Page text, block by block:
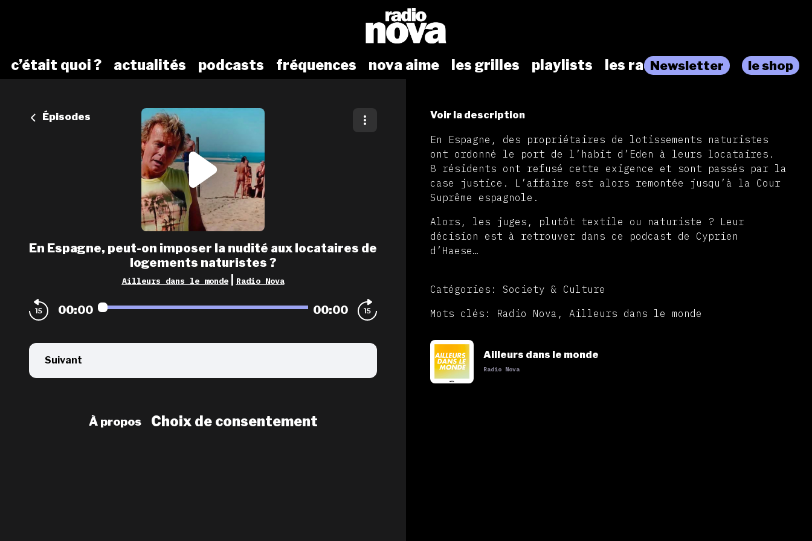
c’était quoi ? actualités podcasts fréquences nova aime les grilles playlists les radiosNewsletter le shop
Épisodes
En Espagne, peut-on imposer la nudité aux locataires de
logements naturistes ?
Ailleurs dans le monde Radio Nova
00:00 00:00
Suivant
À propos Choix de consentement
Voir la description
En Espagne, des propriétaires de lotissements naturistes
ont ordonné le port de l’habit d’Eden à leurs locataires.
8 résidents ont refusé cette exigence et sont passés par la
case justice. L’affaire est alors remontée jusqu’à la Cour
Suprême espagnole.
Alors, les juges, plutôt textile ou naturiste ? Leur
décision est à retrouver dans ce podcast de Cyprien
d’Haese…
Catégories: Society & Culture
Mots clés: Radio Nova, Ailleurs dans le monde
Ailleurs dans le monde
Radio Nova